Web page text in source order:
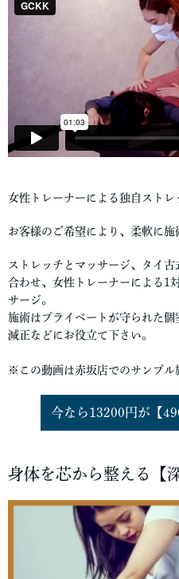
女性トレーナーによる独自ストレ
お客様のご希望により、柔軟に施
ストレッチとマッサージ、タイ
合わせ、女性トレーナーによる1
サージ。
施術はプライベートが守られた
減正などにお役立て下さい。
※この動画は赤坂店でのサンプル
今なら13200円が【
身体を芯から整える【